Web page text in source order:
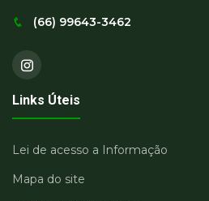
(66) 99643-3462
Links Úteis
Lei de acesso a Informação
Mapa do site